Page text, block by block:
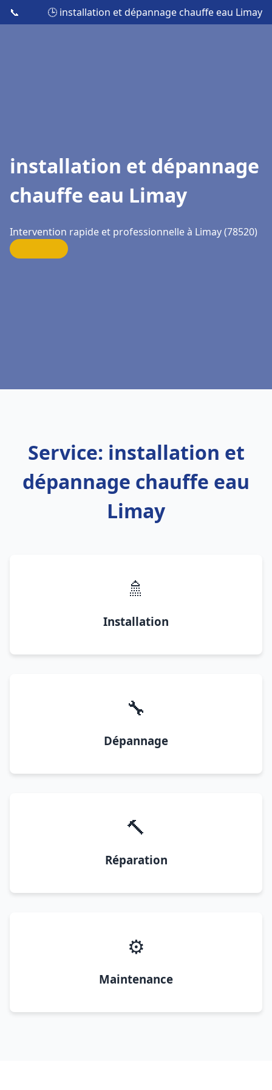
📞 🕒 installation et dépannage chauffe eau Limay
installation et dépannage
chauffe eau Limay
Intervention rapide et professionnelle à Limay (78520)
Service: installation et
dépannage chauffe eau
Limay
🚿
Installation
🔧
Dépannage
🔨
Réparation
⚙️
Maintenance